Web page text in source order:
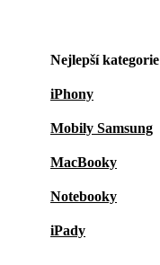
Nejlepší kategorie
iPhony
Mobily Samsung
MacBooky
Notebooky
iPady